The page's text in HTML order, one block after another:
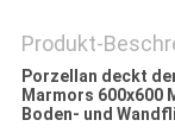
Produkt-
Porzellan deckt
Marmors 600x600
Boden- und